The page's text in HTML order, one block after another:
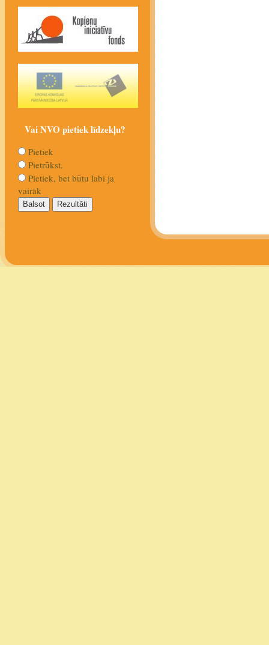
Vai NVO pietiek līdzekļu?
Pietiek
Pietrūkst.
Pietiek, bet būtu labi ja
vairāk